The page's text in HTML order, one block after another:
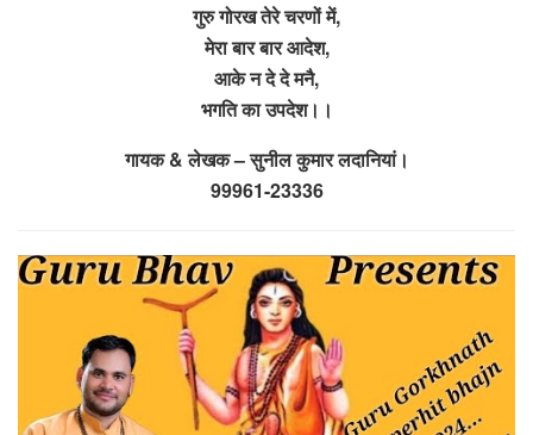
गुरु गोरख तेरे चरणों में,
मेरा बार बार आदेश,
आके न दे दे मनै,
भगति का उपदेश।।
गायक & लेखक – सुनील कुमार लदानियां।
99961-23336